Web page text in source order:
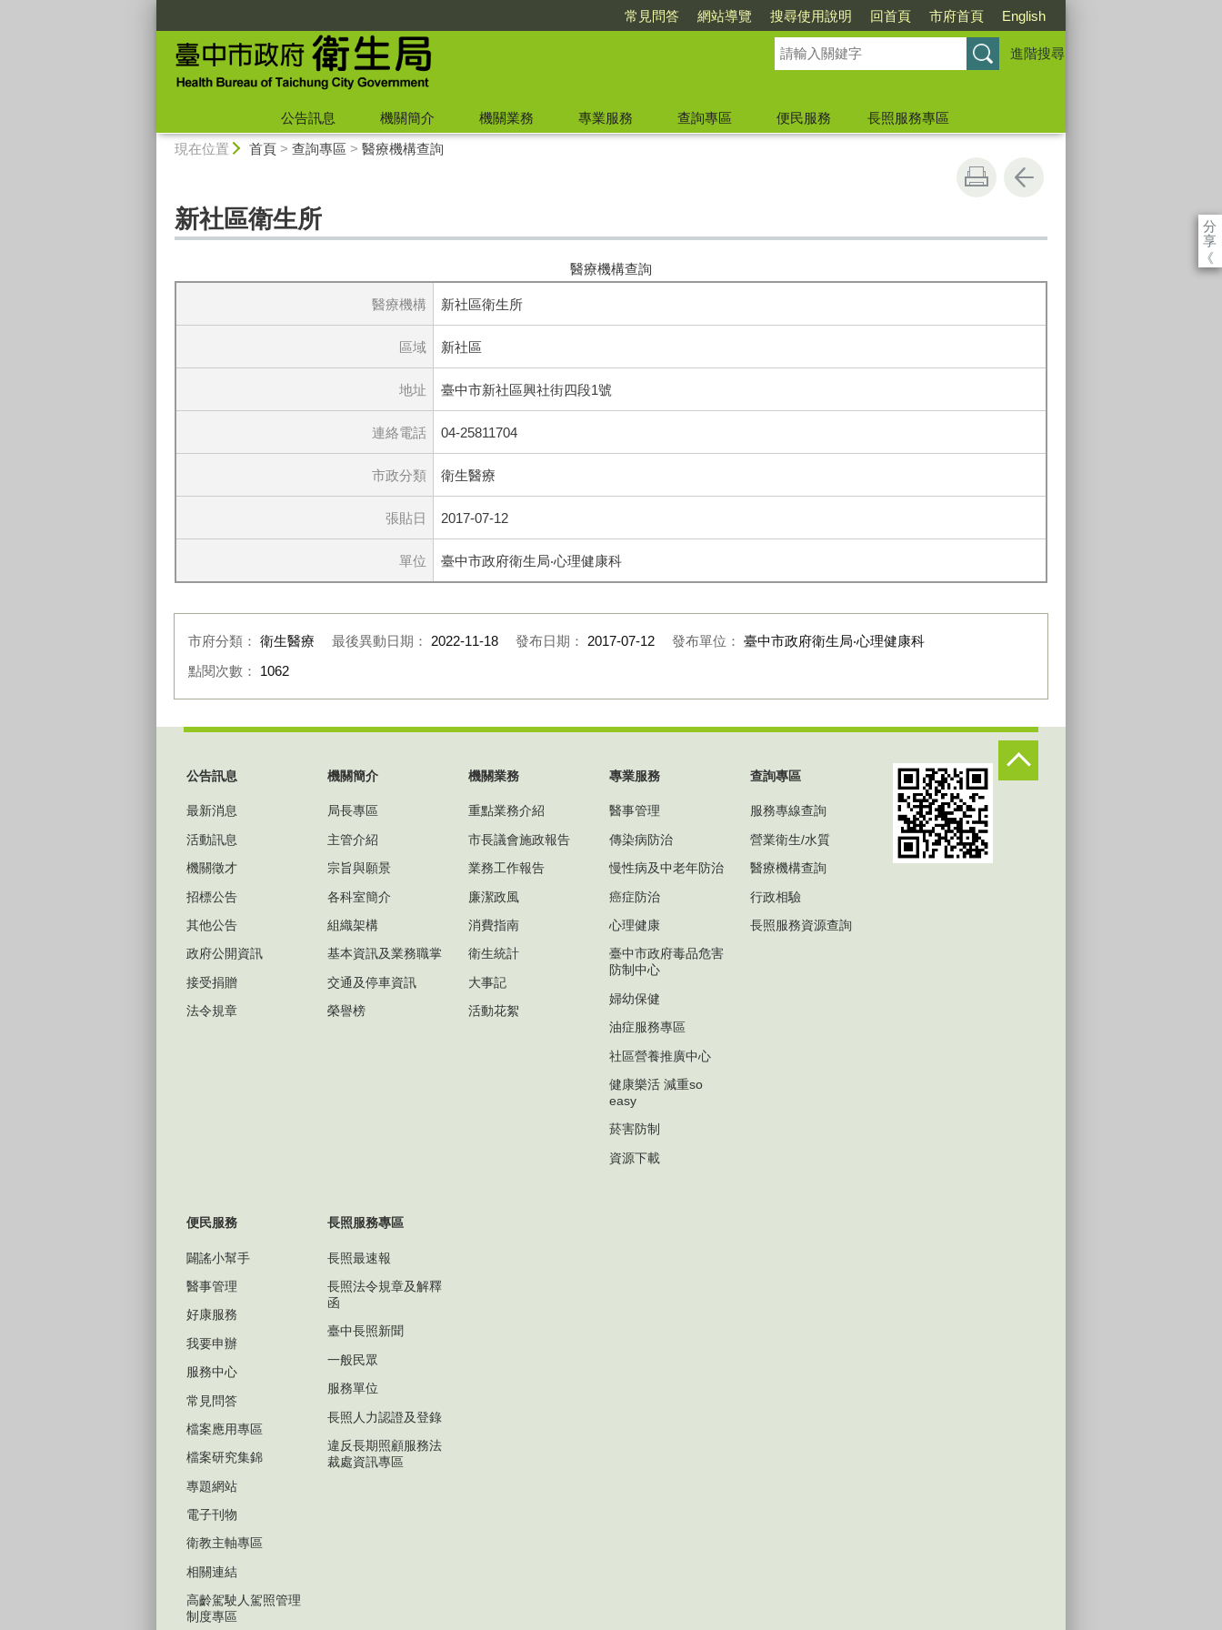
常見問答 網站導覽 搜尋使用說明 回首頁 市府首頁 English
進階搜尋
公告訊息 機關簡介 機關業務 專業服務 查詢專區 便民服務
長照服務專區
現在位置 首頁> 查詢專區 > 醫療機構查詢
分
享
《
新社區衛生所
醫療機構查詢
醫療機構 新社區衛生所
區域 新社區
地址 臺中市新社區興社街四段1號
連絡電話 04-25811704
市政分類 衛生醫療
張貼日 2017-07-12
單位 臺中市政府衛生局‧心理健康科
市府分類： 衛生醫療 最後異動日期： 2022-11-18 發布日期： 2017-07-12 發布單位： 臺中市政府衛生局‧心理健康科
點閱次數： 1062
公告訊息
最新消息
活動訊息
機關徵才
招標公告
其他公告
政府公開資訊
接受捐贈
法令規章
機關簡介
局長專區
主管介紹
宗旨與願景
各科室簡介
組織架構
基本資訊及業務職掌
交通及停車資訊
榮譽榜
機關業務
重點業務介紹
市長議會施政報告
業務工作報告
廉潔政風
消費指南
衛生統計
大事記
活動花絮
專業服務
醫事管理
傳染病防治
慢性病及中老年防治
癌症防治
心理健康
臺中市政府毒品危害
防制中心
婦幼保健
油症服務專區
社區營養推廣中心
健康樂活 減重so
easy
菸害防制
資源下載
查詢專區
服務專線查詢
營業衛生/水質
醫療機構查詢
行政相驗
長照服務資源查詢
便民服務
闢謠小幫手
醫事管理
好康服務
我要申辦
服務中心
常見問答
檔案應用專區
檔案研究集錦
專題網站
電子刊物
衛教主軸專區
相關連結
高齡駕駛人駕照管理
制度專區
長照服務專區
長照最速報
長照法令規章及解釋
函
臺中長照新聞
一般民眾
服務單位
長照人力認證及登錄
違反長期照顧服務法
裁處資訊專區